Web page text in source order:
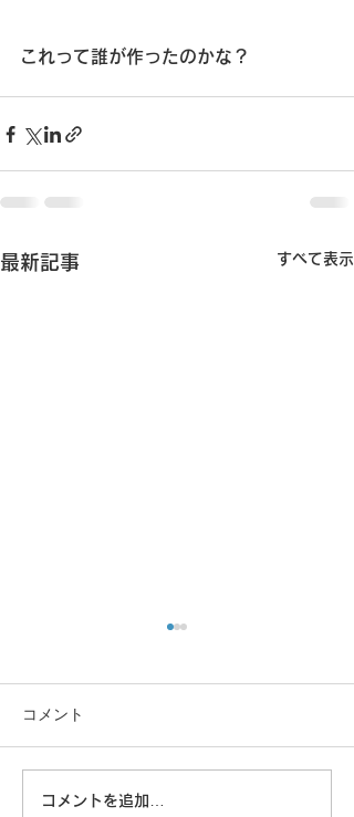
これって誰が作ったのかな？
最新記事 すべて表示
大きな蜘蛛
コメント
コメントを追加…